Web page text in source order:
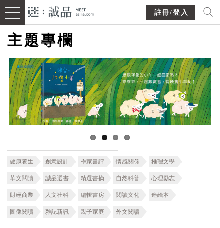
註冊/登入
主題專欄
健康養生 創意設計 作家書評 情感關係 推理文學
華文閱讀 誠品選書 精選書摘 自然科普 心理勵志
財經商業 人文社科 編輯書房 閱讀文化 迷繪本
圖像閱讀 雜誌新訊 親子家庭 外文閱讀